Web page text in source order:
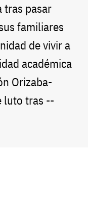
tras pasar
familiares
de vivir a
académica
Orizaba-
luto tras --